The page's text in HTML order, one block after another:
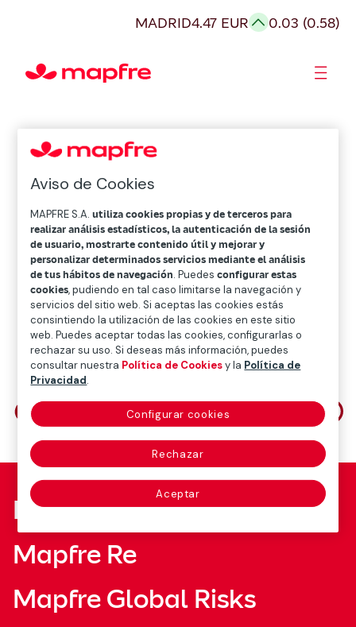
MADRID4.47 EUR 0.03 (0.58)
Fundación Mapfre
Mapfre Re
Mapfre Global Risks
Aviso de Cookies
MAPFRE S.A.utiliza cookies propias y de terceros para
realizar análisis estadísticos, la autenticación de la sesión
de usuario, mostrarte contenido útil y mejorar y
personalizar determinados servicios mediante el análisis
de tus hábitos de navegación. Puedesconfigurar estas
cookies, pudiendo en tal caso limitarse la navegación y
servicios del sitio web. Si aceptas las cookies estás
consintiendo la utilización de las cookies en este sitio
web. Puedes aceptar todas las cookies, configurarlas o
rechazar su uso. Si deseas más información, puedes
consultar nuestra Política de Cookiesy la Política de
Privacidad.
Configurar cookies
Rechazar
Aceptar